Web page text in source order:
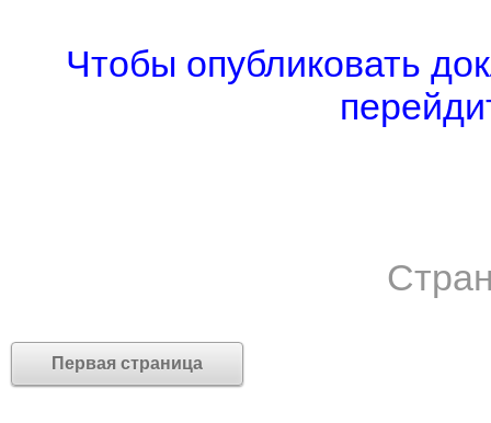
Чтобы опубликовать
Первая страница